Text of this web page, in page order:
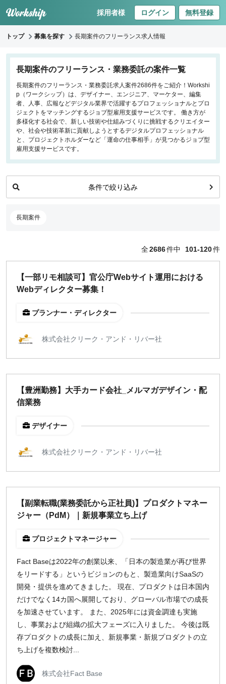
採用者様 ログイン 無料登録
トップ 募集を探す 長期案件のフリーランス求人情報
長期案件のフリーランス・業務委託の案件一覧
長期案件のフリーランス・業務委託求人案件2686件をご紹介！Workshi
p（ワークシップ）は、デザイナー、エンジニア、マーケター、編集
者、人事、広報などデジタル業界で活躍するプロフェッショナルとプロ
ジェクトをマッチングするジョブ型雇用支援サービスです。 働き方が
多様化する社会で、新しい技術や仕組みづくりに挑戦するクリエイター
や、社会や技術革新に貢献しようとするデジタルプロフェッショナル
と、プロジェクトホルダーなど「運命の仕事相手」が見つかるジョブ型
雇用支援サービスです。
条件で絞り込み
長期案件
キーワードで探す
職種
フロントエンドエンジニア
バックエンドエンジニア
インフラエンジニア
iOS/Androidアプリエンジニア
データサイエンティスト
出社のみ
特徴
直接契約
新規事業
急募
長期案件
スポット案件（1ヶ月）
フルリモートOK
前払い可能
稼働時間
週4日
週1日
地域
東京
大阪
名古屋
全2686件中 101-120件
【一部リモ相談可】官公庁Webサイト運用における
Webディレクター募集！
プランナー・ディレクター
株式会社クリーク・アンド・リバー社
【豊洲勤務】大手カード会社_メルマガデザイン・配
信業務
デザイナー
株式会社クリーク・アンド・リバー社
【副業転職(業務委託から正社員)】プロダクトマネー
ジャー（PdM）｜新規事業立ち上げ
プロジェクトマネージャー
Fact Baseは2022年の創業以来、「日本の製造業が再び世界
をリードする」というビジョンのもと、製造業向けSaaSの
開発・提供を進めてきました。 現在、プロダクトは日本国内
だけでなく14カ国へ展開しており、グローバル市場での成長
を加速させています。 また、2025年には資金調達も実施
し、事業および組織の拡大フェーズに入りました。 今後は既
存プロダクトの成長に加え、新規事業・新規プロダクトの立
ち上げを複数検討...
株式会社Fact Base